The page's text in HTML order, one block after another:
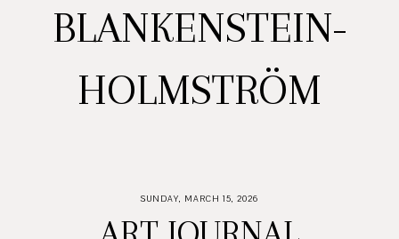
BLANKENSTEIN-
HOLMSTRÖM
SUNDAY, MARCH 15, 2026